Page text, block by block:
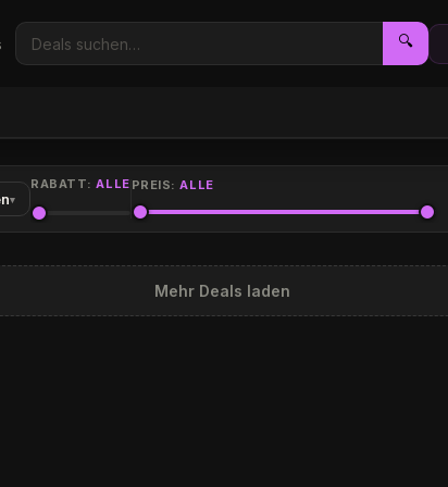
🔍
▾
RABATT:ALLE PREIS:ALLE
Mehr Deals laden